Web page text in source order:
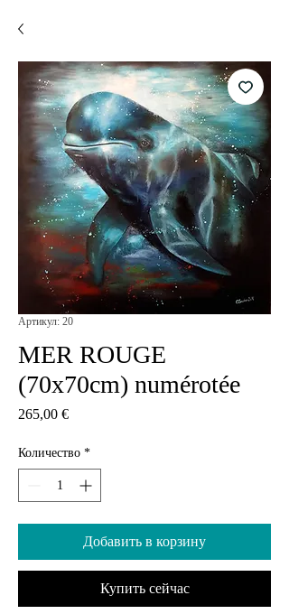
Артикул: 20
MER ROUGE
(70x70cm) numérotée
265,00 €Цена
Количество *
Добавить в корзину
Купить сейчас